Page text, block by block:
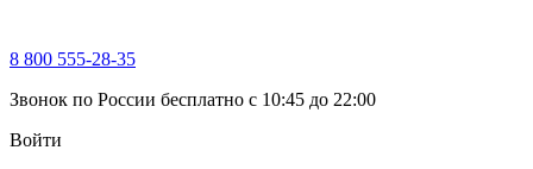
8 800 555-28-35
Звонок по России бесплатно c 10:45 до 22:00
Войти